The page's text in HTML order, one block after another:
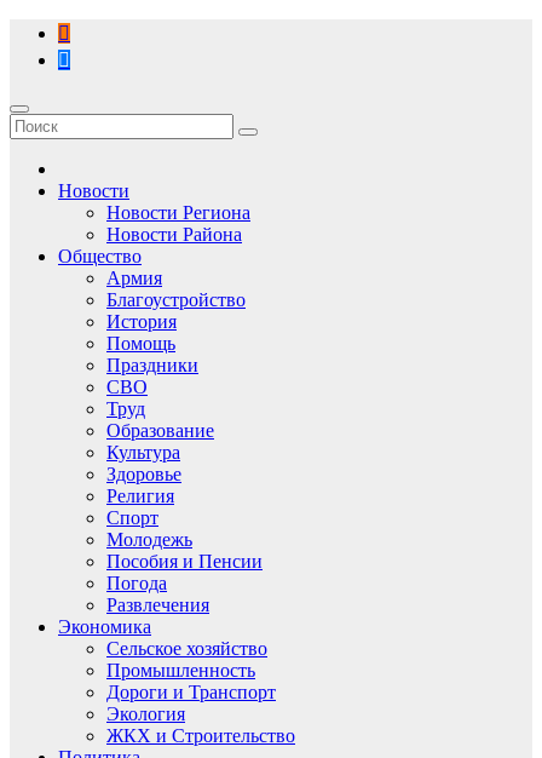
Перейти
содержимому
Новости
Новости Региона
Новости Района
Общество
Армия
Благоустройство
История
Помощь
Праздники
СВО
Труд
Образование
Культура
Здоровье
Религия
Спорт
Молодежь
Пособия и Пенсии
Погода
Развлечения
Экономика
Сельское хозяйство
Промышленность
Дороги и Транспорт
Экология
ЖКХ и Строительство